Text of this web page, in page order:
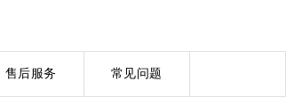
售后服务 常见问题